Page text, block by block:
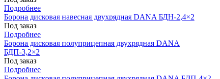
Подробнее
Борона дисковая навесная двухрядная DANA БДН-2,4×2
Под заказ
Подробнее
Борона дисковая полуприцепная двухрядная DANA
БДП-3,2×2
Под заказ
Подробнее